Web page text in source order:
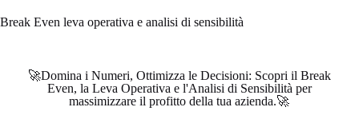
Break Even leva operativa e analisi di sensibilità
🚀Domina i Numeri, Ottimizza le Decisioni: Scopri il Break
Even, la Leva Operativa e l'Analisi di Sensibilità per
massimizzare il profitto della tua azienda.🚀